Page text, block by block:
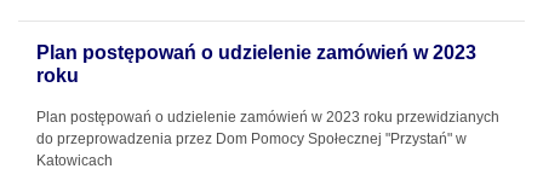
Plan postępowań o udzielenie zamówień w 2023
roku
Plan postępowań o udzielenie zamówień w 2023 roku przewidzianych
do przeprowadzenia przez Dom Pomocy Społecznej "Przystań" w
Katowicach